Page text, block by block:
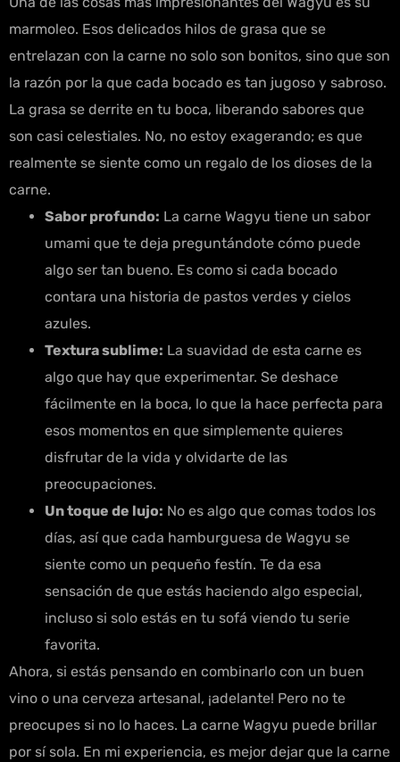
marmoleo. Esos delicados hilos de grasa que se
entrelazan con la carne no solo son bonitos, sino que son
la razón por la que cada bocado es tan jugoso y sabroso.
La grasa se derrite en tu boca, liberando sabores que
son casi celestiales. No, no estoy exagerando; es que
realmente se siente como un regalo de los dioses de la
carne.
Sabor profundo: La carne Wagyu tiene un sabor
umami que te deja preguntándote cómo puede
algo ser tan bueno. Es como si cada bocado
contara una historia de pastos verdes y cielos
azules.
Textura sublime: La suavidad de esta carne es
algo que hay que experimentar. Se deshace
fácilmente en la boca, lo que la hace perfecta para
esos momentos en que simplemente quieres
disfrutar de la vida y olvidarte de las
preocupaciones.
Un toque de lujo: No es algo que comas todos los
días, así que cada hamburguesa de Wagyu se
siente como un pequeño festín. Te da esa
sensación de que estás haciendo algo especial,
incluso si solo estás en tu sofá viendo tu serie
favorita.
Ahora, si estás pensando en combinarlo con un buen
vino o una cerveza artesanal, ¡adelante! Pero no te
preocupes si no lo haces. La carne Wagyu puede brillar
por sí sola. En mi experiencia, es mejor dejar que la carne